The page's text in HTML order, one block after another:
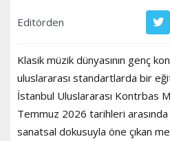
Editörden
Klasik müzik dünyasının genç
uluslararası standartlarda bir
İstanbul Uluslararası Kontrbas
Temmuz 2026 tarihleri arasında
sanatsal dokusuyla öne çıkan